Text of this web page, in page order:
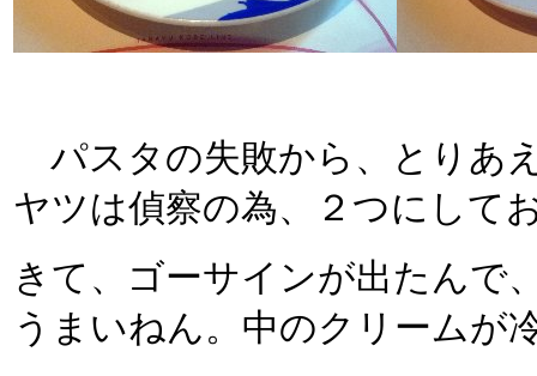
パスタの失敗から、とりあ
ヤツは偵察の為、２つにして
きて、ゴーサインが出たんで
うまいねん。中のクリーム